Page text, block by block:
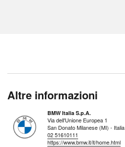
Altre informazioni
BMW Italia S.p.A.
Via dell'Unione Europea 1
San Donato Milanese (MI) - Italia
02 51610111
https://www.bmw.it/it/home.html